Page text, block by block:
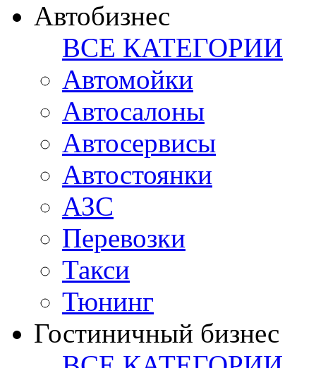
Автобизнес
ВСЕ КАТЕГОРИИ
Автомойки
Автосалоны
Автосервисы
Автостоянки
АЗС
Перевозки
Такси
Тюнинг
Гостиничный бизнес